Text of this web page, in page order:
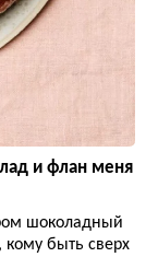
и флан меня
шоколадный
быть сверх